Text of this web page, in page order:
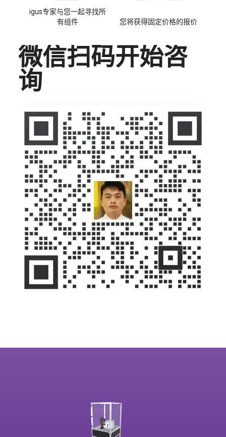
igus专家与您一起寻找所
有组件
您将获得固定价格的报价
微信扫码开始咨
询